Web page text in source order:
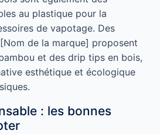
au plastique pour la
de vapotage. Des
de la marque] proposent
et des drip tips en bois,
esthétique et écologique
: les bonnes